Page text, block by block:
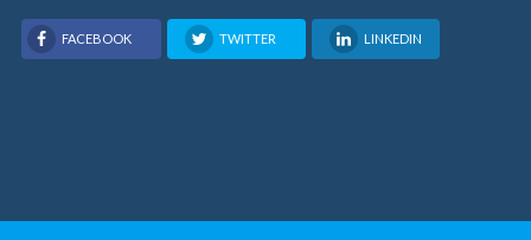
FACEBOOK TWITTER LINKEDIN